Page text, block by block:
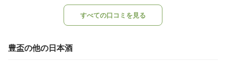
すべての口コミを見る
豊盃の他の日本酒